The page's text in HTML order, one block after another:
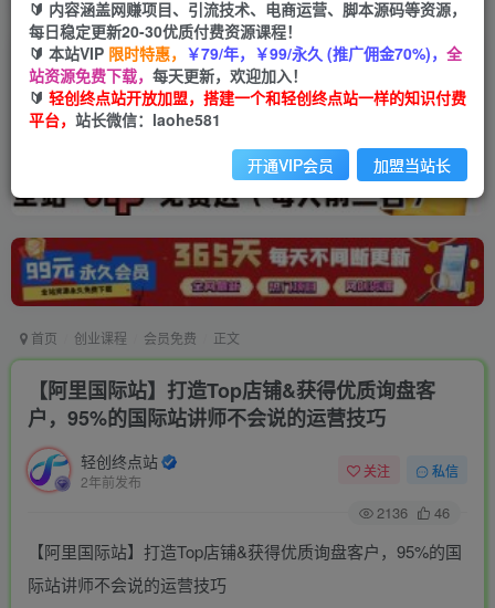
首页 创业课程 会员免费 正文
【阿里国际站】打造Top店铺&获得优质询盘客
户，​95%的国际站讲师不会说的运营技巧
轻创终点站
2年前发布
关注 私信
2136 46
【阿里国际站】打造Top店铺&获得优质询盘客户，​95%的国
际站讲师不会说的运营技巧
🔰 内容涵盖网赚项目、引流技术、电商运营、脚本源码等资源，
每日稳定更新20-30优质付费资源课程！
🔰 本站VIP 限时特惠， ￥79/年，￥99/永久 (推广佣金70%)， 全
站资源免费下载， 每天更新，欢迎加入！
🔰 轻创终点站开放加盟，搭建一个和轻创终点站一样的知识付费
平台， 站长微信：laohe581
开通VIP会员 加盟当站长